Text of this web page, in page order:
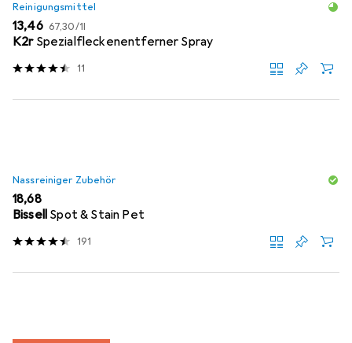
Reinigungsmittel
EUR
13,46 EUR
67,30/1l
K2r Spezialfleckenentferner Spray
11
Nassreiniger Zubehör
EUR
18,68
Bissell Spot & Stain Pet
191